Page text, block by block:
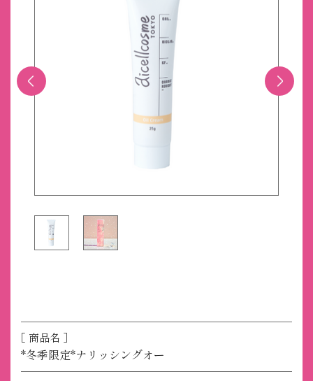
［ 商品名 ］
*冬季限定*ナリッシングオー